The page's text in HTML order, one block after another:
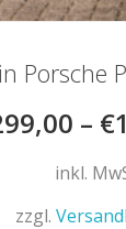
Porsche
– €
inkl.
zzgl.